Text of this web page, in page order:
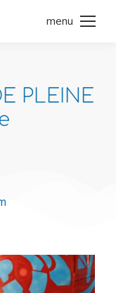
menu
PLEINE